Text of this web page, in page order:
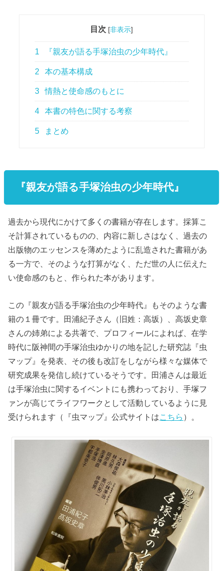
目次 [非表示]
1 『親友が語る手塚治虫の少年時代』
2 本の基本構成
3 情熱と使命感のもとに
4 本書の特色に関する考察
5 まとめ
『親友が語る手塚治虫の少年時代』
過去から現代にかけて多くの書籍が存在します。採算こ
そ計算されているものの、内容に新しさはなく、過去の
出版物のエッセンスを薄めたように乱造された書籍があ
る一方で、そのような打算がなく、ただ世の人に伝えた
い使命感のもと、作られた本があります。
この『親友が語る手塚治虫の少年時代』もそのような書
籍の１冊です。田浦紀子さん（旧姓：高坂）、高坂史章
さんの姉弟による共著で、プロフィールによれば、在学
時代に阪神間の手塚治虫ゆかりの地を記した研究誌『虫
マップ』を発表、その後も改訂をしながら様々な媒体で
研究成果を発信し続けているそうです。田浦さんは最近
は手塚治虫に関するイベントにも携わっており、手塚フ
ァンが高じてライフワークとして活動しているように見
受けられます（『虫マップ』公式サイトはこちら ）。